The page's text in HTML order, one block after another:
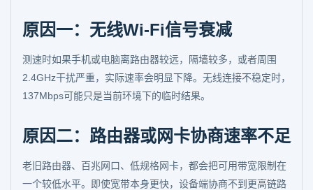
原因一：无线Wi-Fi信号衰减
测速时如果手机或电脑离路由器较远，隔墙较多，或者周围
2.4GHz干扰严重，实际速率会明显下降。无线连接不稳定时，
137Mbps可能只是当前环境下的临时结果。
原因二：路由器或网卡协商速率不足
老旧路由器、百兆网口、低规格网卡，都会把可用带宽限制在
一个较低水平。即使宽带本身更快，设备端协商不到更高链路